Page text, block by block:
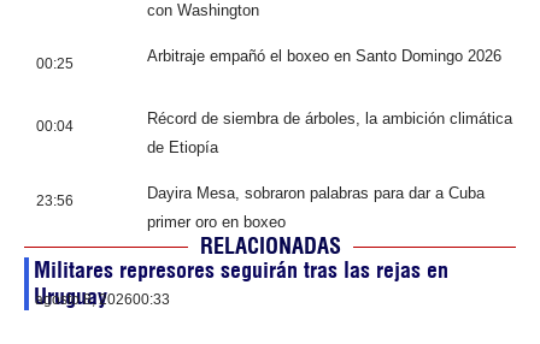
con Washington
00:25 Arbitraje empañó el boxeo en Santo Domingo 2026
00:04
Récord de siembra de árboles, la ambición climática
de Etiopía
23:56
Dayira Mesa, sobraron palabras para dar a Cuba
primer oro en boxeo
RELACIONADAS
Militares represores seguirán tras las rejas en
Uruguay
agosto 8, 202600:33